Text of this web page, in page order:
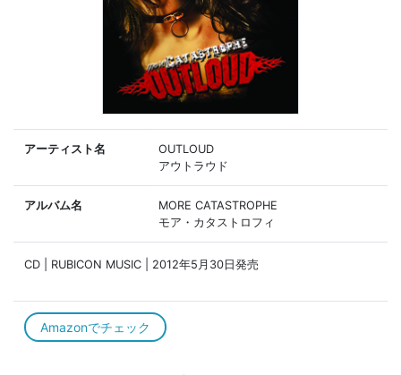
アーティスト名
OUTLOUD
アウトラウド
アルバム名
MORE CATASTROPHE
モア・カタストロフィ
CD | RUBICON MUSIC | 2012年5月30日発売
Amazonでチェック